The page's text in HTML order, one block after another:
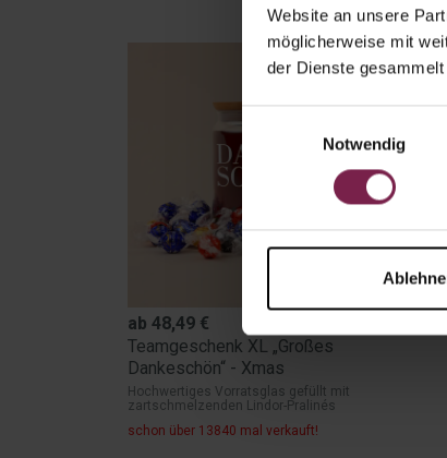
Website an unsere
möglicherweise mit
der Dienste gesammelt
Einwilligungsauswahl
Notwendig
Teamgeschenk XL „Großes
Dankeschön“ - Xmas
Hochwertiges Vorratsglas gefüllt mit
zartschmelzenden Lindor-Pralinés
schon über 13840 mal verkauft!
ab 48,49 €